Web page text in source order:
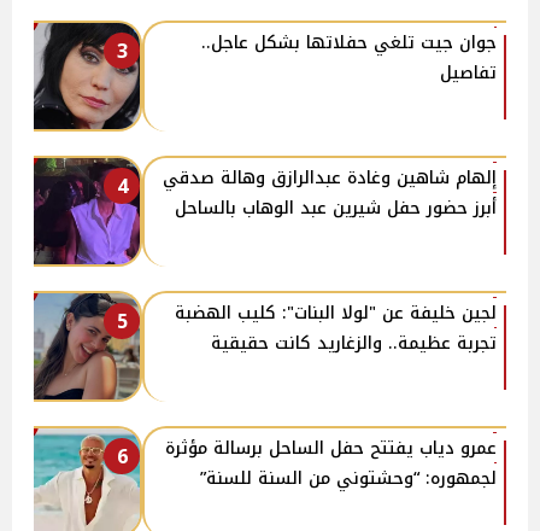
3
جوان جيت تلغي حفلاتها بشكل عاجل..
تفاصيل
4
إلهام شاهين وغادة عبدالرازق وهالة صدقي
أبرز حضور حفل شيرين عبد الوهاب بالساحل
5
لجين خليفة عن "لولا البنات": كليب الهضبة
تجربة عظيمة.. والزغاريد كانت حقيقية
6
عمرو دياب يفتتح حفل الساحل برسالة مؤثرة
لجمهوره: “وحشتوني من السنة للسنة”